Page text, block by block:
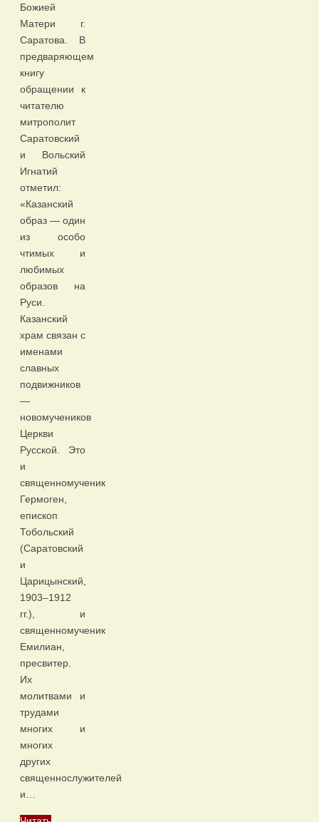
Божией
Матери г.
Саратова. В
предваряющем
книгу
обращении к
читателю
митрополит
Саратовский
и Вольский
Игнатий
отметил:
«Казанский
образ — один
из особо
чтимых и
любимых
образов на
Руси.
Казанский
храм связан с
именами
славных
подвижников
—
новомучеников
Церкви
Русской. Это
и
священномученик
Гермоген,
епископ
Тобольский
(Саратовский
и
Царицынский,
1903–1912
гг.), и
священномученик
Емилиан,
пресвитер.
Их
молитвами и
трудами
многих и
многих
других
священнослужителей
и…